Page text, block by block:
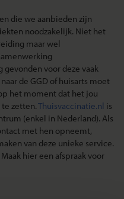
die we aanbieden zijn
noodzakelijk. Niet het
maar wel
gevonden voor deze vaak
de GGD of huisarts moet
het moment dat het jou
zetten.Thuisvaccinatie.nl is
(enkel in Nederland). Als
met hen opneemt,
van deze unieke service.
hier een afspraak voor